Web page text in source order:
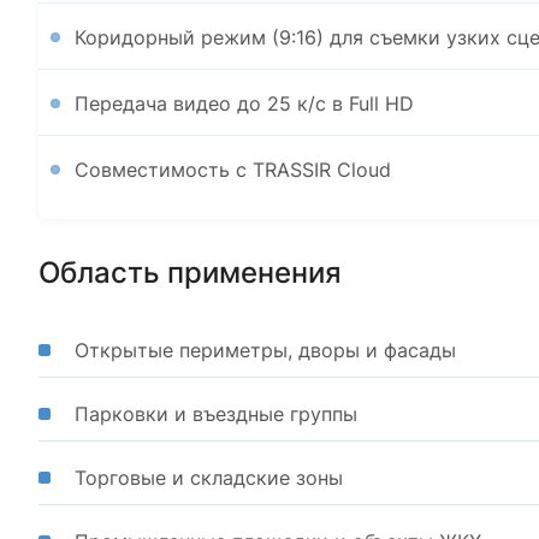
Коридорный режим (9:16) для съемки узких
Передача видео до 25 к/с в Full HD
Совместимость с TRASSIR Cloud
Область применения
Открытые периметры, дворы и фасады
Парковки и въездные группы
Торговые и складские зоны